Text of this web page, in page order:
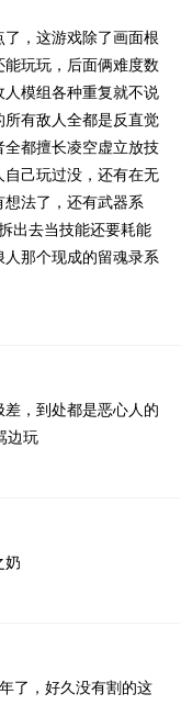
，这游戏除了画面根
玩玩，后面俩难度数
模组各种重复就不说
有敌人全都是反直觉
都擅长凌空虚立放技
己玩过没，还有在无
法了，还有武器系
出去当技能还要耗能
那个现成的留魂录系
，到处都是恶心人的
边玩
奶
了，好久没有割的这